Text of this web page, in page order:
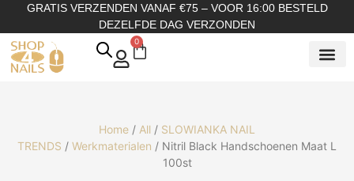
GRATIS VERZENDEN VANAF €75 – VOOR 16:00 BESTELD
DEZELFDE DAG VERZONDEN
0
Home / All / SLOWIANKA NAIL
TRENDS / Werkmaterialen / Nitril Black Handschoenen Maat L
100st